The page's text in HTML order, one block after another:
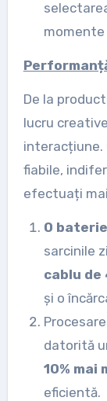
momente
De la
lucru
interacțiune.
fiabile,
efectuați
O
sarcinile
cablu de
și o
datorită
10% mai
eficientă.